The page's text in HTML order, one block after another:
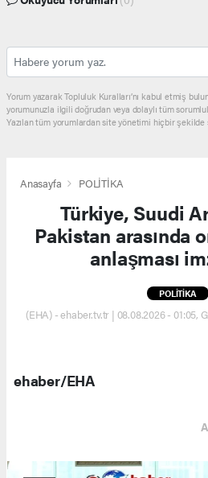
Yorum yazarak Topluluk Kuralları’nı kabul etmiş
yorumunuzla ilgili doğrudan veya dolaylı tüm
Yazılan tüm yorumlardan site yönetimi hiçbir
Anasayfa POLİTİKA
Türkiye, Suudi
Pakistan arasında
anlaşması
POLİTİKA
(EHA) - ehaber.tv.tr | 08.08.2026 - 01:05,
ehaber/EHA